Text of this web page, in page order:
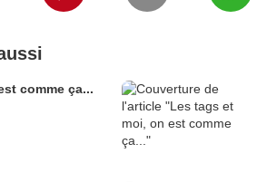
comme ça...